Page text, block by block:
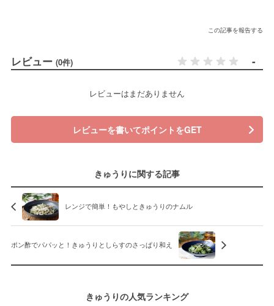
この記事を報告する
レビュー (0件) -
レビューはまだありません
レビューを書いてポイントをGET
きゅうりに関する記事
レンジで簡単！もやしときゅうりのナムル
ポン酢でパパッと！きゅうりとしらすのさっぱり和え
きゅうりの人気ランキング